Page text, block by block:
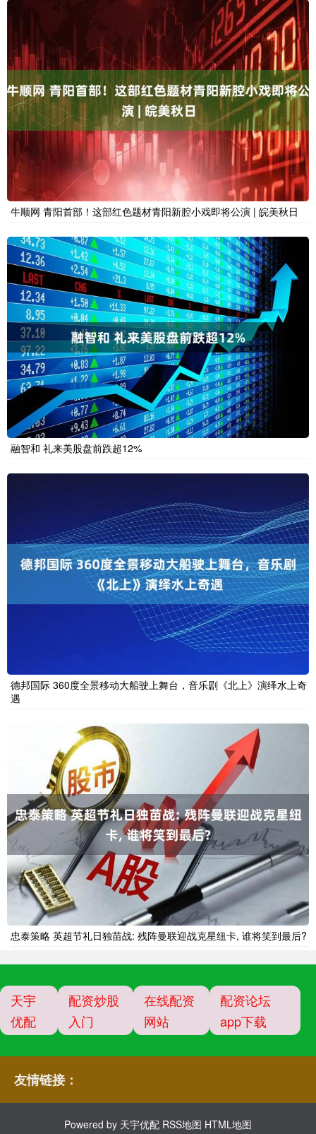
牛顺网 青阳首部！这部红色题材青阳新腔小戏即将公演 | 皖美秋日
融智和 礼来美股盘前跌超12%
德邦国际 360度全景移动大船驶上舞台，音乐剧《北上》演绎水上奇
遇
忠泰策略 英超节礼日独苗战: 残阵曼联迎战克星纽卡, 谁将笑到最后?
天宇
优配
配资炒股
入门
在线配资
网站
配资论坛
app下载
友情链接：
Powered by 天宇优配 RSS地图 HTML地图